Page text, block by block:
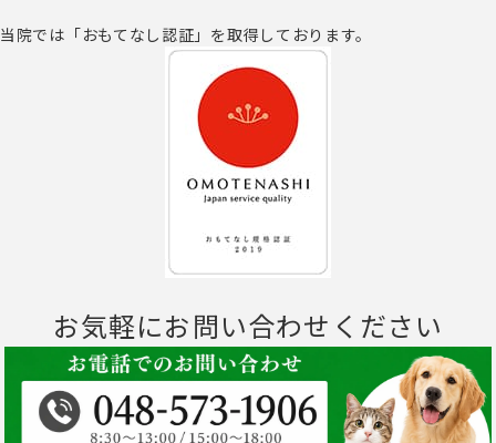
当院では「おもてなし認証」を取得しております。
お気軽にお問い合わせください